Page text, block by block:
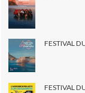
FESTIVAL
FESTIVAL